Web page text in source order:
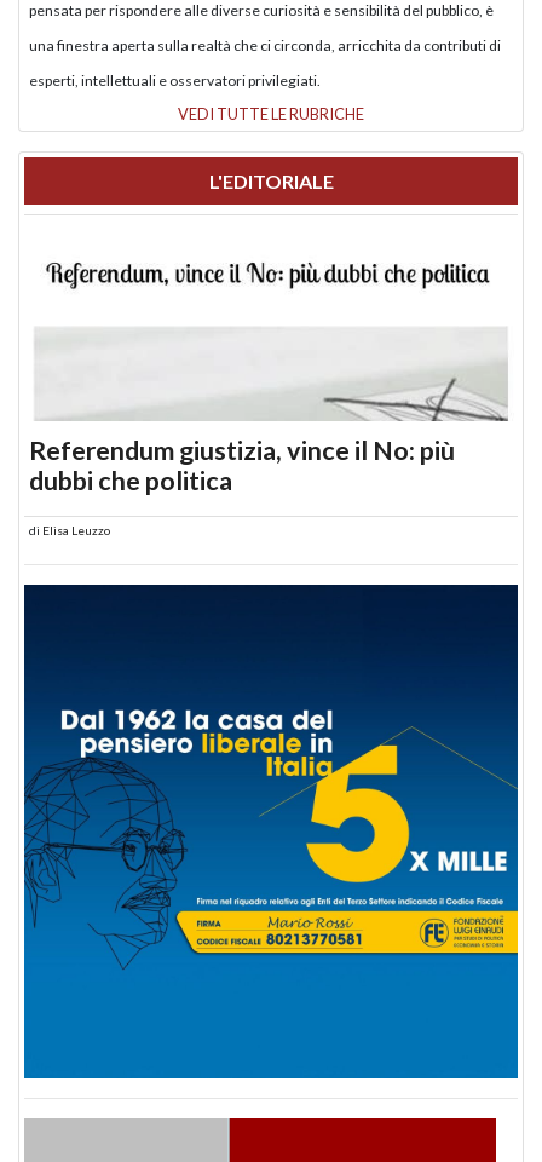
pensata per rispondere alle diverse curiosità e sensibilità del pubblico, è
una finestra aperta sulla realtà che ci circonda, arricchita da contributi di
esperti, intellettuali e osservatori privilegiati.
VEDI TUTTE LE RUBRICHE
L'EDITORIALE
Referendum giustizia, vince il No: più
dubbi che politica
di Elisa Leuzzo